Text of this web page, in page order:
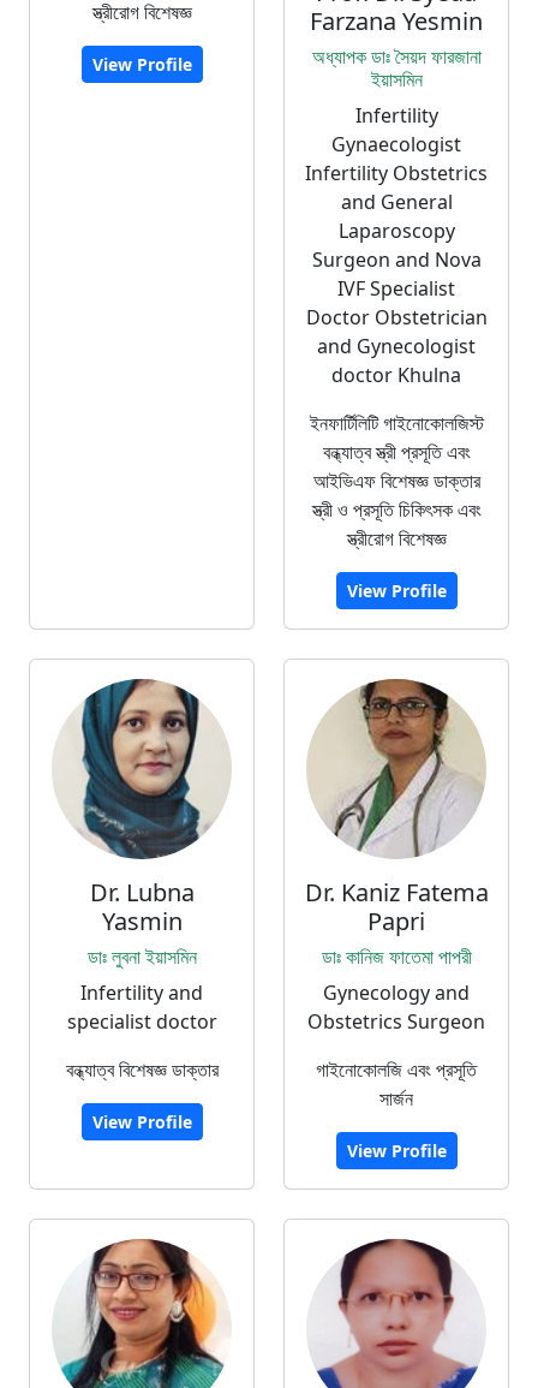
স্ত্রীরোগ বিশেষজ্ঞ
View Profile
Farzana Yesmin
অধ্যাপক ডাঃ সৈয়দ ফারজানা
ইয়াসমিন
Infertility
Gynaecologist
Infertility Obstetrics
and General
Laparoscopy
Surgeon and Nova
IVF Specialist
Doctor Obstetrician
and Gynecologist
doctor Khulna
ইনফার্টিলিটি গাইনোকোলজিস্ট
বন্ধ্যাত্ব স্ত্রী প্রসূতি এবং
আইভিএফ বিশেষজ্ঞ ডাক্তার
স্ত্রী ও প্রসূতি চিকিৎসক এবং
স্ত্রীরোগ বিশেষজ্ঞ
View Profile
Dr. Lubna
Yasmin
ডাঃ লুবনা ইয়াসমিন
Infertility and
specialist doctor
বন্ধ্যাত্ব বিশেষজ্ঞ ডাক্তার
View Profile
Dr. Kaniz Fatema
Papri
ডাঃ কানিজ ফাতেমা পাপরী
Gynecology and
Obstetrics Surgeon
গাইনোকোলজি এবং প্রসূতি
সার্জন
View Profile